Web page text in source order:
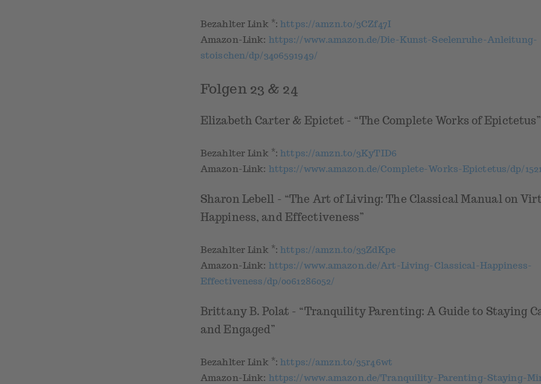
Bezahlter Link *:https://amzn.to/3CZf47I
Amazon-Link: https://www.amazon.de/Die-Kunst-Seelenruhe-Anleitung-
stoischen/dp/3406591949/
Folgen 23 & 24
Elizabeth Carter & Epictet - “The Complete Works of Epictetus”
Bezahlter Link *:https://amzn.to/3KyTID6
Amazon-Link: https://www.amazon.de/Complete-Works-Epictetus/dp/
Sharon Lebell - “The Art of Living: The Classical Manual on
Happiness, and Effectiveness”
Bezahlter Link *:https://amzn.to/33ZdKpe
Amazon-Link: https://www.amazon.de/Art-Living-Classical-Happiness-
Effectiveness/dp/0061286052/
Brittany B. Polat - “Tranquility Parenting: A Guide to Staying
and Engaged”
Bezahlter Link *:https://amzn.to/35r46wt
Amazon-Link: https://www.amazon.de/Tranquility-Parenting-Staying-